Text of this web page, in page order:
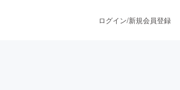
ログイン/新規会員登録